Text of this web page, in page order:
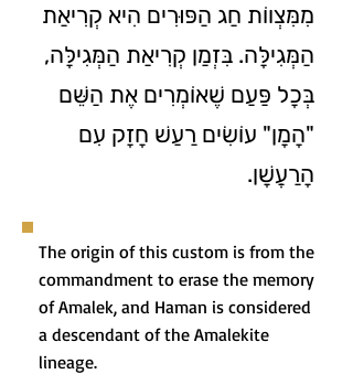
מִמִּצְווֹת חַג הַפּוּרִים הִיא קְרִיאַת
הַמְּגִילָּה. בִּזְמַן קְרִיאַת הַמְּגִילָּה,
בְּכָל פַּעַם שֶׁאוֹמְרִים אֶת הַשֵּׁם
"הָמָן" עוֹשִׂים רַעַשׁ חָזָק עִם
הָרַעֲשָׁן.
The origin of this custom is from the
commandment to erase the memory
of Amalek, and Haman is considered
a descendant of the Amalekite
lineage.